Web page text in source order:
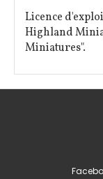
Licence
Highland
Miniatures".